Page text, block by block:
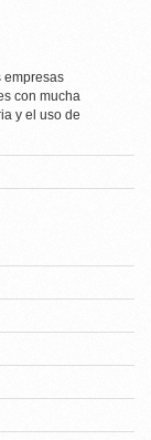
empresas
con mucha
y el uso de